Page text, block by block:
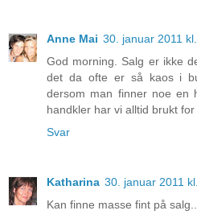
Anne Mai 30. januar 2011
God morning. Salg er ikke
det da ofte er så kaos i
dersom man finner noe en
handkler har vi alltid brukt for
Svar
Katharina 30. januar 2011
Kan finne masse fint på